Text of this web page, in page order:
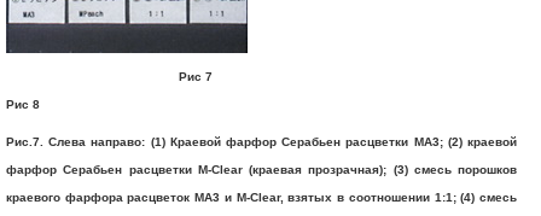
Рис 7
Рис 8
Рис.7. Слева направо: (1) Краевой фарфор Серабьен расцветки МА3; (2) краевой
фарфор Серабьен расцветки M-Clear (краевая прозрачная); (3) смесь порошков
краевого фарфора расцветок МА3 и M-Clear, взятых в соотношении 1:1; (4) смесь